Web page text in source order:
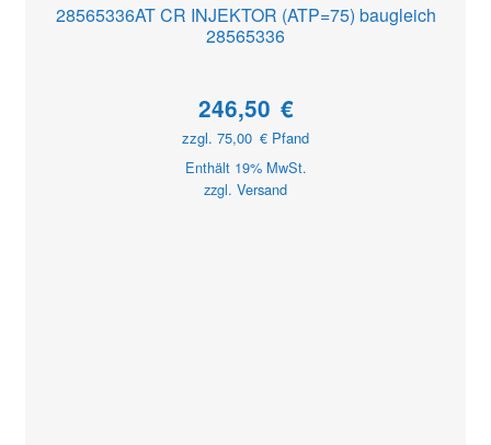
28565336AT CR INJEKTOR (ATP=75) baugleich
28565336
246,50 €
zzgl. 75,00 € Pfand
Enthält 19% MwSt.
zzgl. Versand